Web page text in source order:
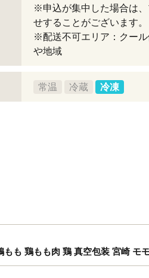
※申込が集中した場合は
せすることがございます。
※配送不可エリア：クー
や地域
常温 冷蔵 冷凍
も 鶏もも肉 鶏 真空包装 宮崎 モ